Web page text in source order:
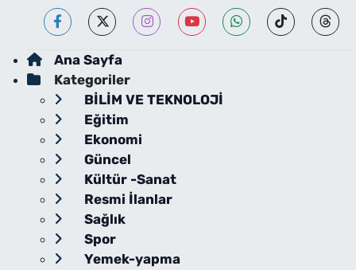
Ana Sayfa
Kategoriler
BİLİM VE TEKNOLOJİ
Eğitim
Ekonomi
Güncel
Kültür -Sanat
Resmi İlanlar
Sağlık
Spor
Yemek-yapma